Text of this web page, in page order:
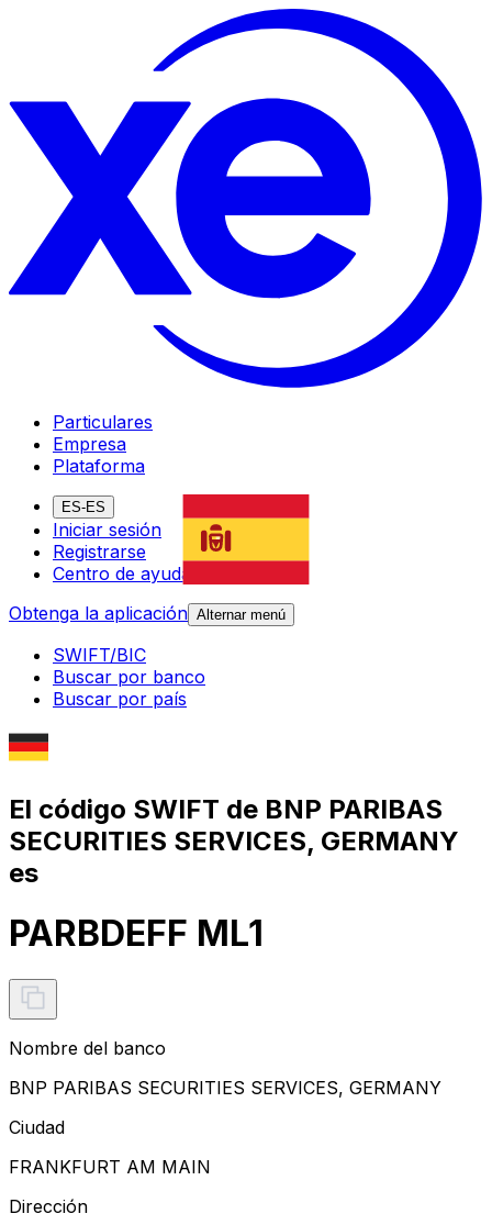
Particulares
Empresa
Plataforma
ES-ES
Iniciar sesión
Registrarse
Centro de ayuda
Obtenga la aplicación Alternar menú
SWIFT/BIC
Buscar por banco
Buscar por país
El código SWIFT de BNP PARIBAS
SECURITIES SERVICES, GERMANY
es
PARBDEFF ML1
Nombre del banco
BNP PARIBAS SECURITIES SERVICES, GERMANY
Ciudad
FRANKFURT AM MAIN
Dirección